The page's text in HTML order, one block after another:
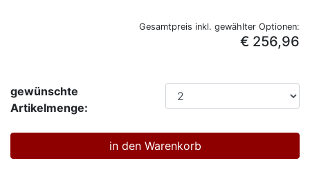
Gesamtpreis inkl. gewählter Optionen:
€ 256,96
gewünschte
Artikelmenge: